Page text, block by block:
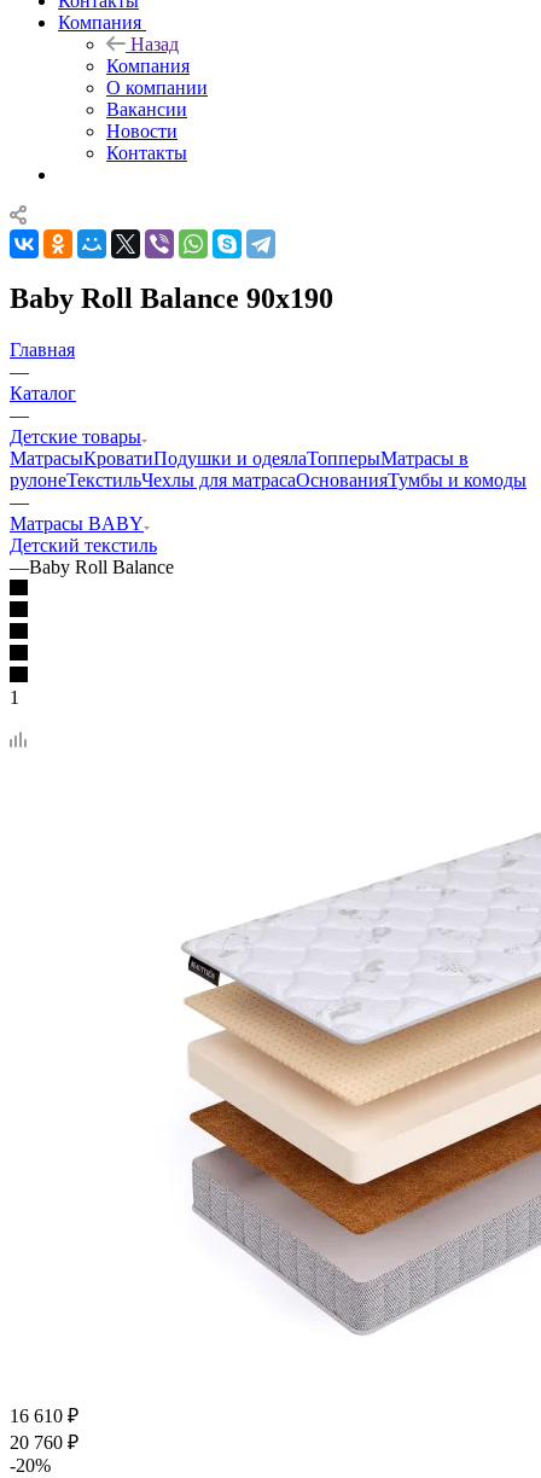
Компания
Назад
Компания
О компании
Вакансии
Новости
Контакты
Baby Roll Balance 90x190
Главная
—
Каталог
—
Детские товары
МатрасыКроватиПодушки и одеялаТопперыМатрасы в
рулонеТекстильЧехлы для матрасаОснованияТумбы и комоды
—
Матрасы BABY
Детский текстиль
—Baby Roll Balance
1
16 610 ₽
20 760 ₽
-20%